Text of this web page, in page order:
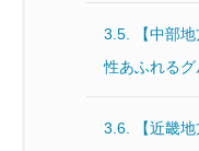
3.5.
【中部
性あふれるグ
3.6.
【近畿